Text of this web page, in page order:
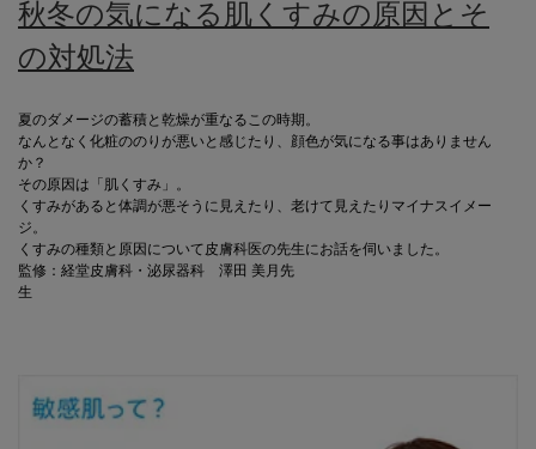
秋冬の気になる肌くすみの原因とそ
の対処法
夏のダメージの蓄積と乾燥が重なるこの時期。
なんとなく化粧ののりが悪いと感じたり、顔色が気になる事はありません
か？
その原因は「肌くすみ」。
くすみがあると体調が悪そうに見えたり、老けて見えたりマイナスイメー
ジ。
くすみの種類と原因について皮膚科医の先生にお話を伺いました。
監修：経堂皮膚科・泌尿器科 澤田 美月先
生